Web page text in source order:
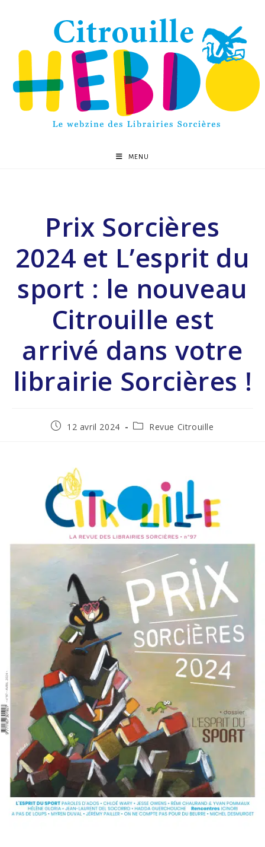
MENU
Prix Sorcières
2024 et L’esprit du
sport : le nouveau
Citrouille est
arrivé dans votre
librairie Sorcières !
12 avril 2024 Revue Citrouille